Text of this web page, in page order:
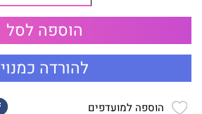
הוספה לסל
להורדה כמנוי
הוספה למועדפים